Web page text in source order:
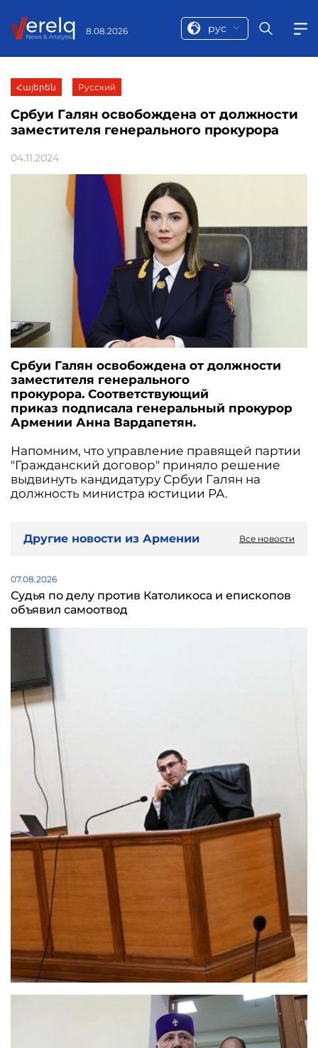
8.08.2026 рус
Հայերեն Русский
Србуи Галян освобождена от должности
заместителя генерального прокурора
04.11.2024
Србуи Галян освобождена от должности
заместителя генерального
прокурора. Соответствующий
приказ подписала генеральный прокурор
Армении Анна Вардапетян.
Напомним, что управление правящей партии
"Гражданский договор" приняло решение
выдвинуть кандидатуру Србуи Галян на
должность министра юстиции РА.
Другие новости из Армении Все новости
07.08.2026
Судья по делу против Католикоса и епископов
объявил самоотвод